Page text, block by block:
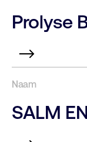
Prolyse
SALM